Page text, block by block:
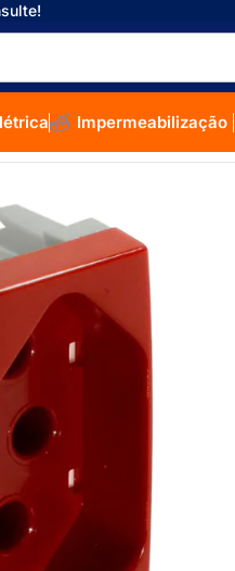
Impermeabilização
Pro Tomada 20A Vermelha